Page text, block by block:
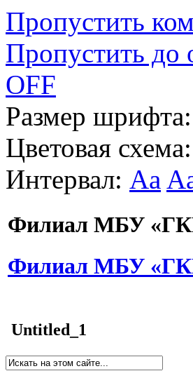
Пропустить
Пропустить до
OFF
Размер шрифта:
Цветовая схема:
Интервал: Aa
Филиал МБУ
Филиал МБУ
Untitled_1